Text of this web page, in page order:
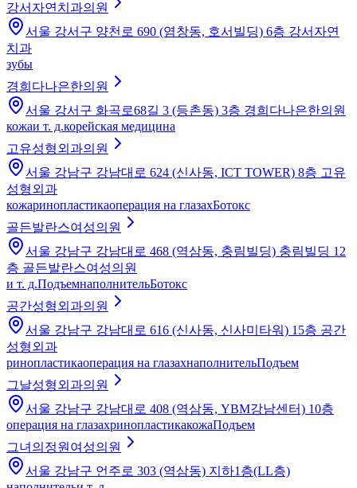
강서자연치과의원
서울 강서구 양천로 690 (염창동, 호서빌딩) 6층 강서자연
치과
зубы
경희다나은한의원
서울 강서구 화곡로68길 3 (등촌동) 3층 경희다나은한의원
кожаи т. д.корейская медицина
고유성형외과의원
서울 강남구 강남대로 624 (신사동, ICT TOWER) 8층 고유
성형외과
кожаринопластикаоперация на глазахБотокс
골든발란스여성의원
서울 강남구 강남대로 468 (역삼동, 충림빌딩) 충림빌딩 12
층 골든발란스여성의원
и т. д.ПодъемнаполнительБотокс
공간성형외과의원
서울 강남구 강남대로 616 (신사동, 신사미타워) 15층 공간
성형외과
ринопластикаоперация на глазахнаполнительПодъем
그날성형외과의원
서울 강남구 강남대로 408 (역삼동, YBM강남센터) 10층
операция на глазахринопластикакожаПодъем
그녀의정원여성의원
서울 강남구 언주로 303 (역삼동) 지하1층(LL층)